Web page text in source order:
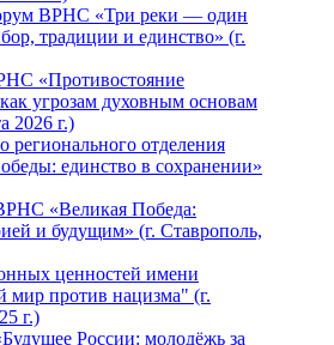
ВРНС «Три реки — один
традиции и единство» (г.
«Противостояние
угрозам духовным основам
2026 г.)
регионального отделения
единство в сохранении»
«Великая Победа:
и будущим» (г. Ставрополь,
ценностей имени
против нацизма" (г.
г.)
России: молодёжь за